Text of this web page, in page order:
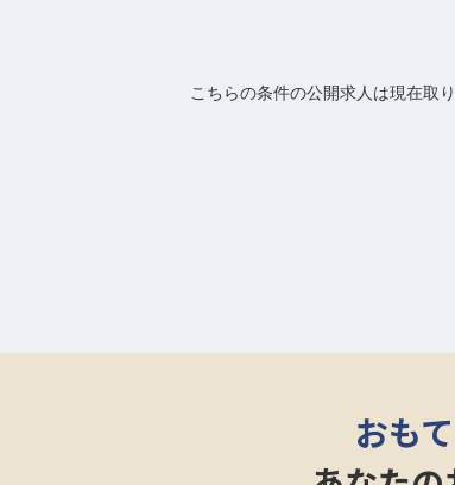
こちらの条件の公開求人は現在取
おも